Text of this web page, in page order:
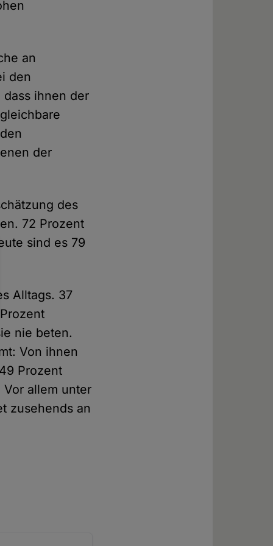
an
den
dass ihnen der
der
des
72 Prozent
sind es 79
Alltags. 37
nie beten.
Von ihnen
Prozent
allem unter
zusehends an